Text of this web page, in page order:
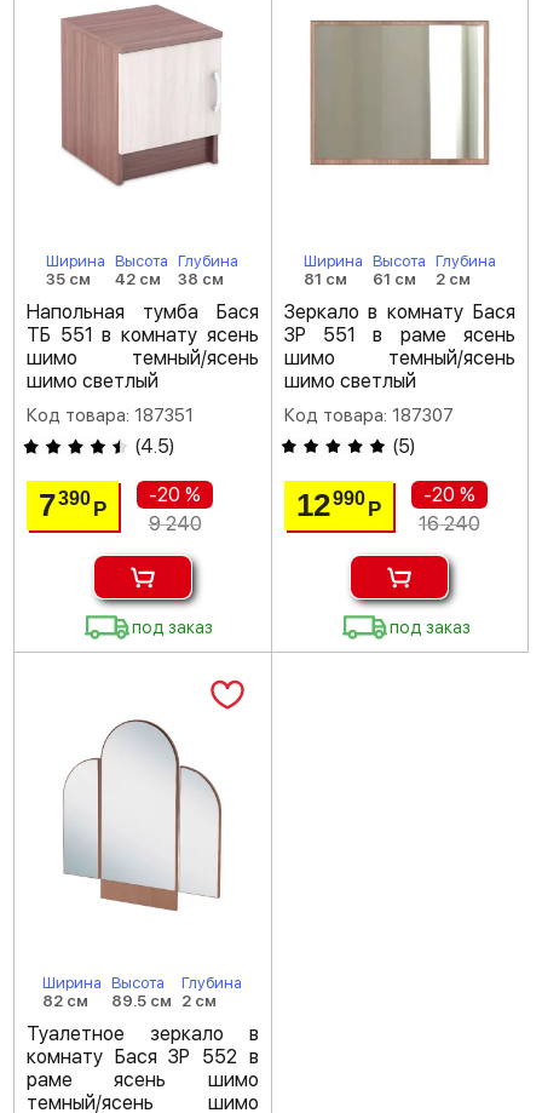
Ширина
35 см
Высота
42 см
Глубина
38 см
Напольная тумба Бася
ТБ 551 в комнату ясень
шимо темный/ясень
шимо светлый
Код товара: 187351
(4.5)
7390Р
-20 %
9 240
под заказ
Ширина
81 см
Высота
61 см
Глубина
2 см
Зеркало в комнату Бася
ЗР 551 в раме ясень
шимо темный/ясень
шимо светлый
Код товара: 187307
(5)
12990 Р
-20 %
16 240
под заказ
Ширина
82 см
Высота
89.5 см
Глубина
2 см
Туалетное зеркало в
комнату Бася ЗР 552 в
раме ясень шимо
темный/ясень шимо